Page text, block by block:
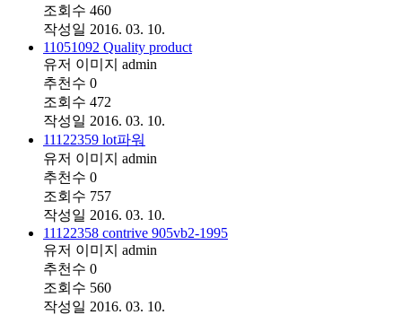
조회수 460
작성일 2016. 03. 10.
11051092 Quality product
유저 이미지 admin
추천수 0
조회수 472
작성일 2016. 03. 10.
11122359 lot파워
유저 이미지 admin
추천수 0
조회수 757
작성일 2016. 03. 10.
11122358 contrive 905vb2-1995
유저 이미지 admin
추천수 0
조회수 560
작성일 2016. 03. 10.